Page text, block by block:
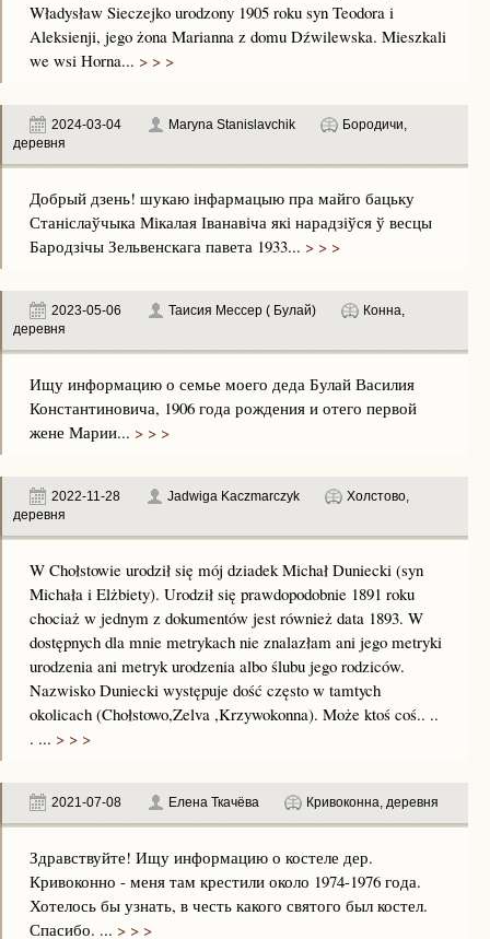
Władysław Sieczejko urodzony 1905 roku syn Teodora i
Aleksienji, jego żona Marianna z domu Dźwilewska. Mieszkali
we wsi Horna... > > >
2024-03-04 Maryna Stanislavchik
Бородичи,
деревня
Добрый дзень! шукаю інфармацыю пра майго бацьку
Станіслаўчыка Мікалая Іванавіча які нарадзіўся ў весцы
Бародзічы Зельвенскага павета 1933... > > >
2023-05-06 Таисия Мессер ( Булай)
Конна,
деревня
Ищу информацию о семье моего деда Булай Василия
Константиновича, 1906 года рождения и отего первой
жене Марии... > > >
2022-11-28 Jadwiga Kaczmarczyk
Холстово,
деревня
W Chołstowie urodził się mój dziadek Michał Duniecki (syn
Michała i Elżbiety). Urodził się prawdopodobnie 1891 roku
chociaż w jednym z dokumentów jest również data 1893. W
dostępnych dla mnie metrykach nie znalazłam ani jego metryki
urodzenia ani metryk urodzenia albo ślubu jego rodziców.
Nazwisko Duniecki występuje dość często w tamtych
okolicach (Chołstowo,Zelva ,Krzywokonna). Może ktoś coś.. ..
. ... > > >
2021-07-08 Елена Ткачёва Кривоконна, деревня
Здравствуйте! Ищу информацию о костеле дер.
Кривоконно - меня там крестили около 1974-1976 года.
Хотелось бы узнать, в честь какого святого был костел.
Спасибо. ... > > >